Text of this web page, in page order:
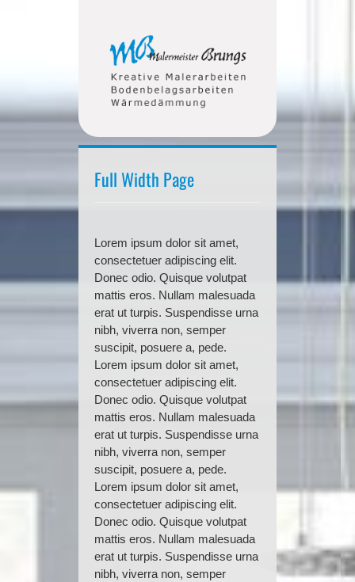
Full Width Page
Lorem ipsum dolor sit amet,
consectetuer adipiscing elit.
Donec odio. Quisque volutpat
mattis eros. Nullam malesuada
erat ut turpis. Suspendisse urna
nibh, viverra non, semper
suscipit, posuere a, pede.
Lorem ipsum dolor sit amet,
consectetuer adipiscing elit.
Donec odio. Quisque volutpat
mattis eros. Nullam malesuada
erat ut turpis. Suspendisse urna
nibh, viverra non, semper
suscipit, posuere a, pede.
Lorem ipsum dolor sit amet,
consectetuer adipiscing elit.
Donec odio. Quisque volutpat
mattis eros. Nullam malesuada
erat ut turpis. Suspendisse urna
nibh, viverra non, semper